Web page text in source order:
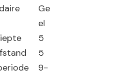
Ge
el
5
5
9-